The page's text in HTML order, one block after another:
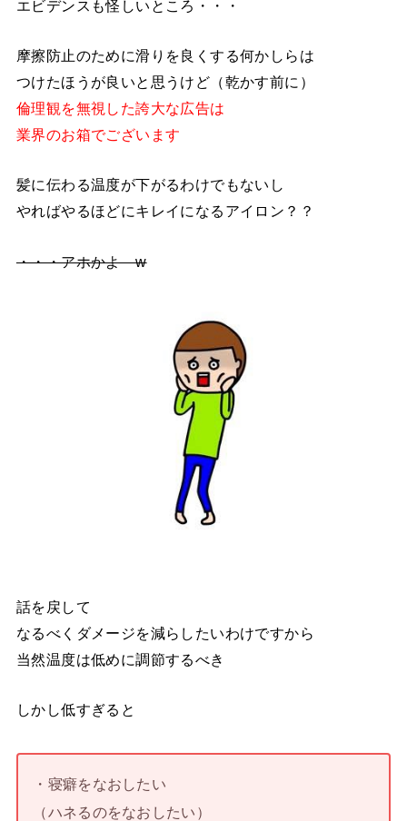
エビデンスも怪しいところ・・・
摩擦防止のために滑りを良くする何かしらは
つけたほうが良いと思うけど（乾かす前に）
倫理観を無視した誇大な広告は
業界のお箱でございます
髪に伝わる温度が下がるわけでもないし
やればやるほどにキレイになるアイロン？？
・・・アホかよ w
話を戻して
なるべくダメージを減らしたいわけですから
当然温度は低めに調節するべき
しかし低すぎると
・寝癖をなおしたい
（ハネるのをなおしたい）